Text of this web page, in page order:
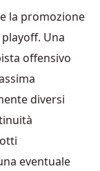
la promozione
Una
offensivo
diversi
eventuale